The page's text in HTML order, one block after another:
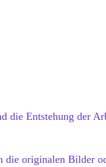
die Entstehung der
die originalen Bilder